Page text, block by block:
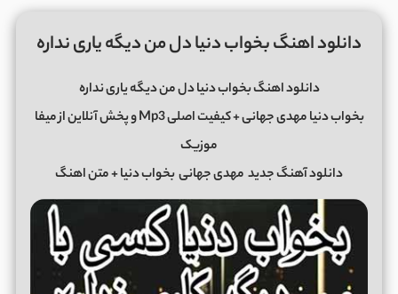
دانلود اهنگ بخواب دنیا دل من دیگه یاری نداره
دانلود اهنگ بخواب دنیا دل من دیگه یاری نداره
بخواب دنیا مهدی جهانی + کیفیت اصلی Mp3 و پخش آنلاین از میفا
موزیک
دانلود آهنگ جدید مهدی جهانیبخواب دنیا + متن اهنگ